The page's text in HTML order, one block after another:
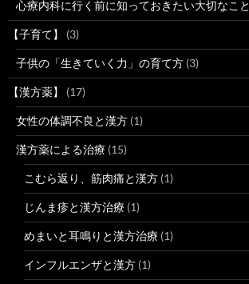
心療内科に行く前に知っておきたい大切なこと
【子育て】 (3)
子供の「生きていく力」の育て方 (3)
【漢方薬】 (17)
女性の体調不良と漢方 (1)
漢方薬による治療 (15)
こむら返り、筋肉痛と漢方 (1)
じんま疹と漢方治療 (1)
めまいと耳鳴りと漢方治療 (1)
インフルエンザと漢方 (1)